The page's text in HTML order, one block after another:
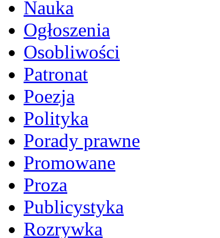
Nauka
Ogłoszenia
Osobliwości
Patronat
Poezja
Polityka
Porady prawne
Promowane
Proza
Publicystyka
Rozrywka